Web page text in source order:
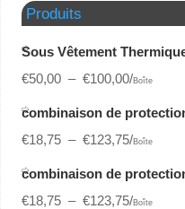
Produits
Sous Vêtement
€50,00 – €100,00/Boîte
combinaison de
€18,75 – €123,75/Boîte
combinaison de
€18,75 – €123,75/Boîte